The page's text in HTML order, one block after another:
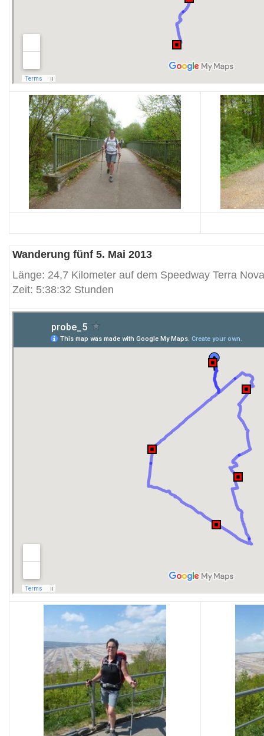
Wanderung fünf 5. Mai 2013
Länge: 24,7 Kilometer auf dem Speedway Terra Nova
Zeit: 5:38:32 Stunden